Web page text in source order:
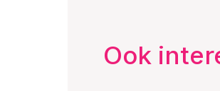
Ook